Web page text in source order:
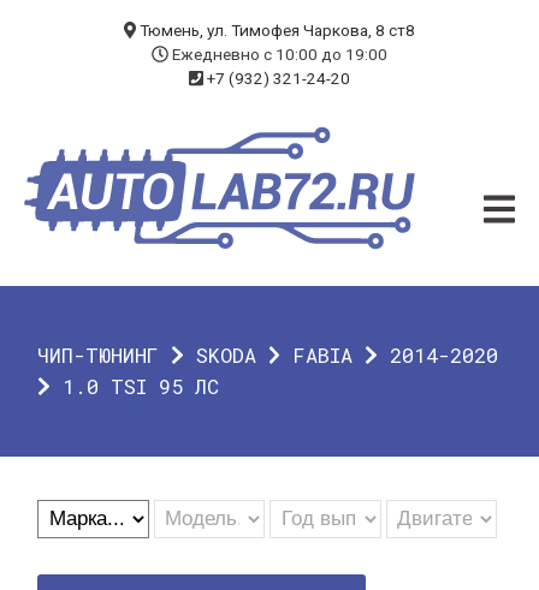
ЧИП-ТЮНИНГ
ДИАГНОСТИКА
О КОМПАНИИ
ГАРАНТИЯ
Тюмень, ул. Тимофея Чаркова, 8 ст8
Ежедневно с 10:00 до 19:00
+7 (932) 321-24-20
ЧИП-ТЮНИНГ SKODA FABIA
2014-2020
1.0 TSI 95 ЛС